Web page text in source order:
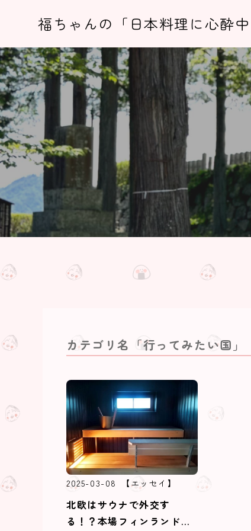
福ちゃんの「日本料理に心酔中
カテゴリ名「行ってみたい国」
2025-03-08 【エッセイ】
北欧はサウナで外交す
る！？本場フィンランドの